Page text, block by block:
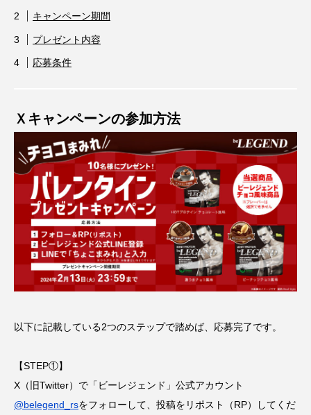
キャンペーン期間
プレゼント内容
応募条件
Ｘキャンペーンの参加方法
以下に記載している2つのステップで踏めば、応募完了です。
【STEP①】
X（旧Twitter）で「ビーレジェンド」公式アカウント
@belegend_rsをフォローして、投稿をリポスト（RP）してくだ